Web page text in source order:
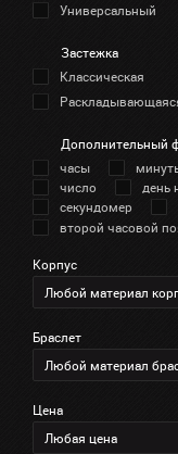
Универсальный
Застежка
Классическая
Дополнительный
часы
число
день
секундомер
второй часовой
Корпус
Любой материал
Браслет
Любой материал
Цена
Любая цена